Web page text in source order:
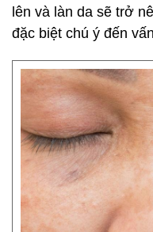
lên và làn da sẽ trở
đặc biệt chú ý đến